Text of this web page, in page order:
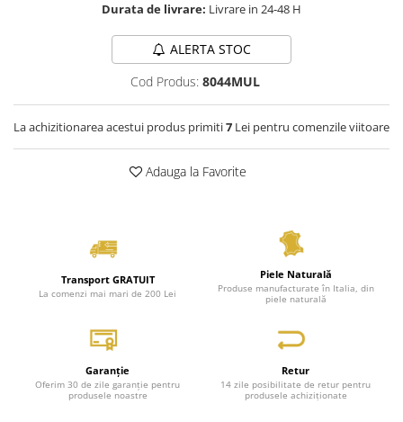
Durata de livrare: Livrare in 24-48 H
ALERTA STOC
Cod Produs: 8044MUL
La achizitionarea acestui produs primiti7 Lei pentru comenzile viitoare
Adauga la Favorite
Transport GRATUIT
La comenzi mai mari de 200 Lei
Piele Naturală
Produse manufacturate în Italia, din
piele naturală
Garanție
Oferim 30 de zile garanție pentru
produsele noastre
Retur
14 zile posibilitate de retur pentru
produsele achiziționate